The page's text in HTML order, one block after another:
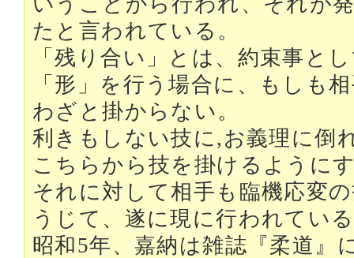
たと言われている。
「残り合い」とは、約束事と
「形」を行う場合に、もしも
わざと掛からない。
利きもしない技に,お義理に倒
こちらから技を掛けるように
それに対して相手も臨機応変
うじて、遂に現に行われてい
昭和5年、嘉納は雑誌『柔道』